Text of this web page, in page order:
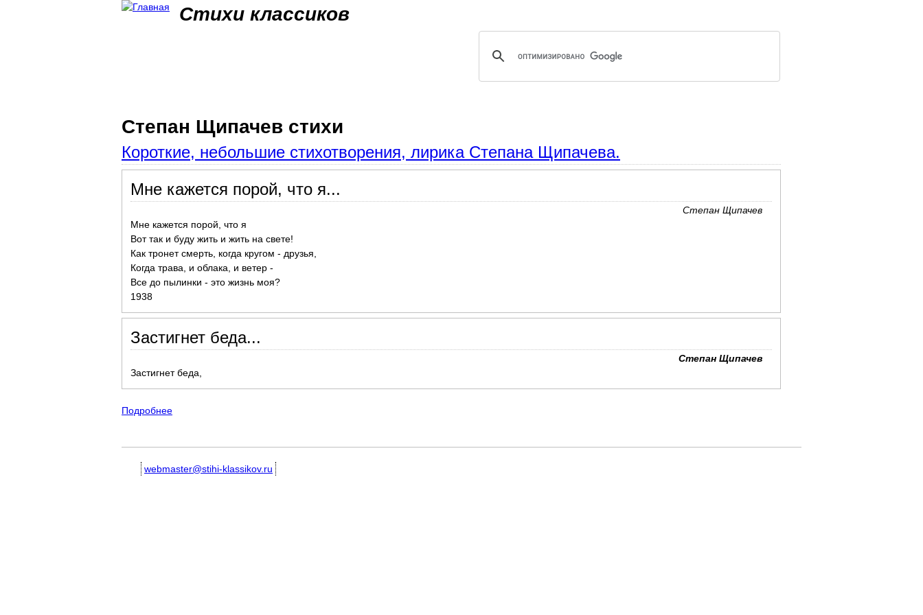
Стихи классиков
Степан Щипачев стихи
Короткие, небольшие стихотворения, лирика Степана Щипачева.
Мне кажется порой, что я...
Степан Щипачев
Мне кажется порой, что я
Вот так и буду жить и жить на свете!
Как тронет смерть, когда кругом - друзья,
Когда трава, и облака, и ветер -
Все до пылинки - это жизнь моя?
1938
Застигнет беда...
Степан Щипачев
Застигнет беда,
Подробнее
webmaster@stihi-klassikov.ru